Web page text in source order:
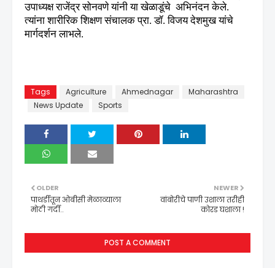
उपाध्यक्ष राजेंद्र सोनवणे यांनी या खेळाडूंचे अभिनंदन केले.
त्यांना शारीरिक शिक्षण संचालक प्रा. डॉ. विजय देशमुख यांचे
मार्गदर्शन लाभले.
Tags Agriculture Ahmednagar
Maharashtra
News Update
Sports
NEWER
वांबोरीचे पाणी उशाला तरीही
कोरड घशाला !
OLDER
पाथर्डीतून ओबीसी मेळाव्याला
मोठी गर्दी..
POST A COMMENT